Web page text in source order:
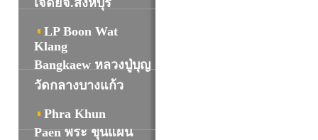
เจดีย์จ.สิงห์บุรี
LP Boon Wat
Klang
Bangkaew หลวงปู่บุญ
วัดกลางบางแก้ว
Phra Khun
Paen พระ ขุนแผน